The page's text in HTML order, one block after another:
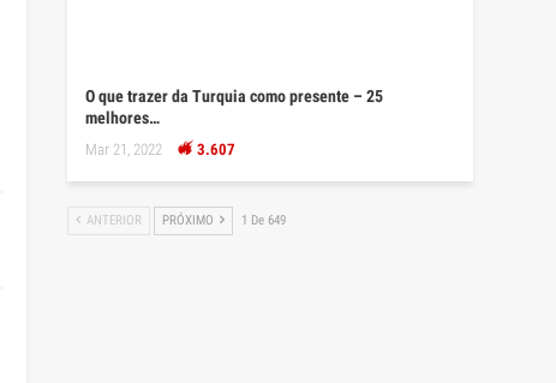
O que trazer da Turquia como presente – 25
melhores…
Mar 21, 2022 3.607
ANTERIOR PRÓXIMO 1 De 649